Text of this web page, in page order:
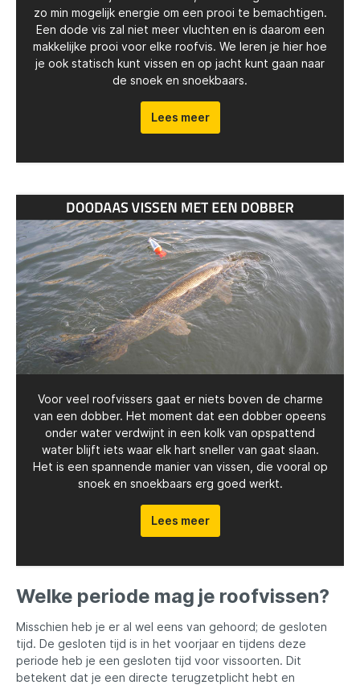
zo min mogelijk energie om een prooi te bemachtigen.
Een dode vis zal niet meer vluchten en is daarom een
makkelijke prooi voor elke roofvis. We leren je hier hoe
je ook statisch kunt vissen en op jacht kunt gaan naar
de snoek en snoekbaars.
Lees meer
Voor veel roofvissers gaat er niets boven de charme
van een dobber. Het moment dat een dobber opeens
onder water verdwijnt in een kolk van opspattend
water blijft iets waar elk hart sneller van gaat slaan.
Het is een spannende manier van vissen, die vooral op
snoek en snoekbaars erg goed werkt.
Lees meer
Welke periode mag je roofvissen?
Misschien heb je er al wel eens van gehoord; de gesloten
tijd. De gesloten tijd is in het voorjaar en tijdens deze
periode heb je een gesloten tijd voor vissoorten. Dit
betekent dat je een directe terugzetplicht hebt en